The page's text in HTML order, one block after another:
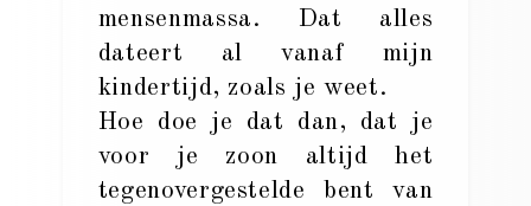
mensenmassa. Dat alles
dateert al vanaf mijn
kindertijd, zoals je weet.
Hoe doe je dat dan, dat je
voor je zoon altijd het
tegenovergestelde bent van